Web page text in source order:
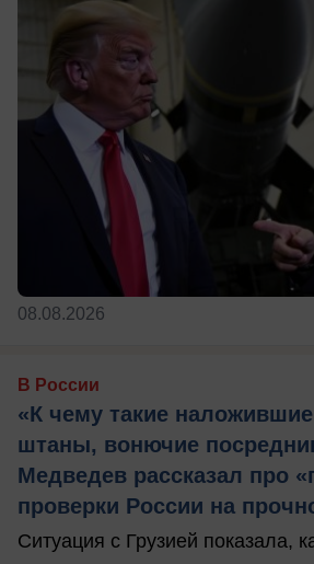
08.08.2026
В России
«К чему такие
штаны, вонючие
Медведев рассказал про
проверки России на
Ситуация с Грузией показала,